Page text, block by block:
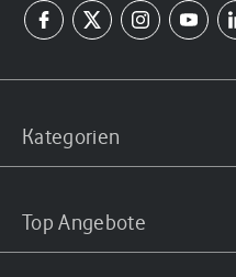
Kategorien
Top Angebote